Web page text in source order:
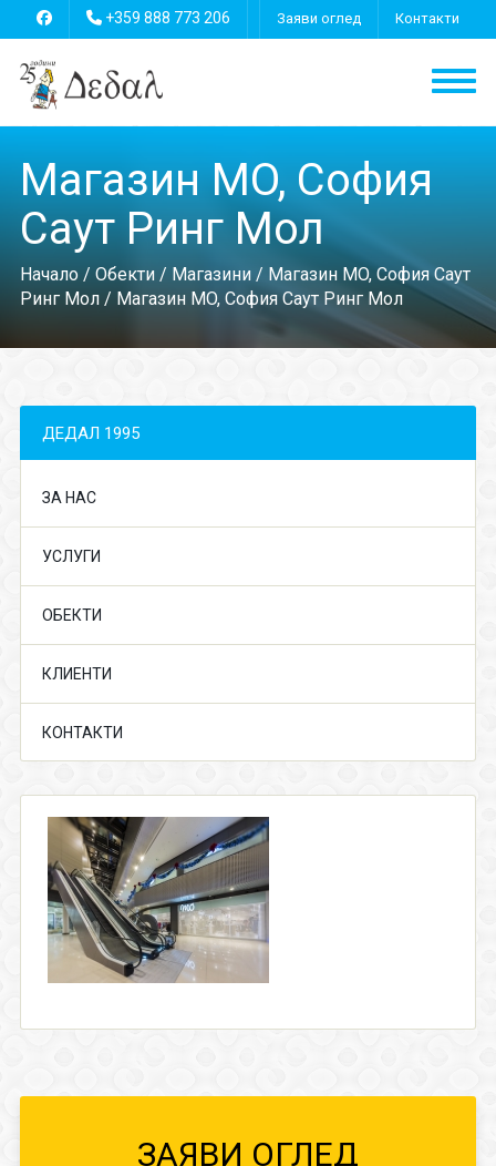
+359 888 773 206 Заяви оглед Контакти
Магазин MO, София
Саут Ринг Мол
Начало/ Обекти/ Магазини/ Магазин MO, София Саут
Ринг Мол/ Магазин MO, София Саут Ринг Мол
ДЕДАЛ 1995
ЗА НАС
УСЛУГИ
ОБЕКТИ
КЛИЕНТИ
КОНТАКТИ
ЗАЯВИ ОГЛЕД